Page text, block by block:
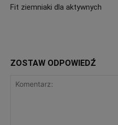
Fit ziemniaki dla aktywnych
ZOSTAW ODPOWIEDŹ